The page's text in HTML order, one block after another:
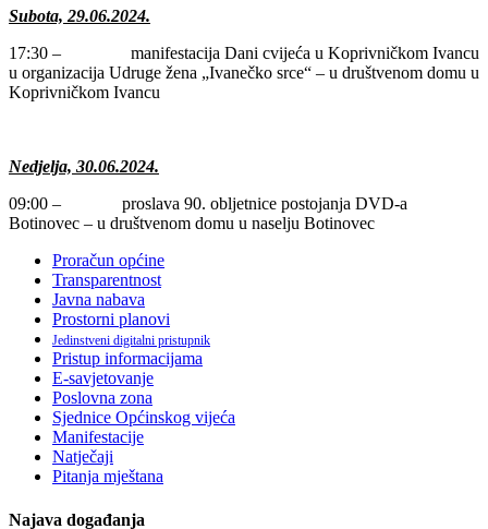
Subota, 29.06.2024.
17:30 – manifestacija Dani cvijeća u Koprivničkom Ivancu
u organizacija Udruge žena „Ivanečko srce“ – u društvenom domu u
Koprivničkom Ivancu
Nedjelja, 30.06.2024.
09:00 – proslava 90. obljetnice postojanja DVD-a
Botinovec – u društvenom domu u naselju Botinovec
Proračun općine
Transparentnost
Javna nabava
Prostorni planovi
Jedinstveni digitalni pristupnik
Pristup informacijama
E-savjetovanje
Poslovna zona
Sjednice Općinskog vijeća
Manifestacije
Natječaji
Pitanja mještana
Najava događanja